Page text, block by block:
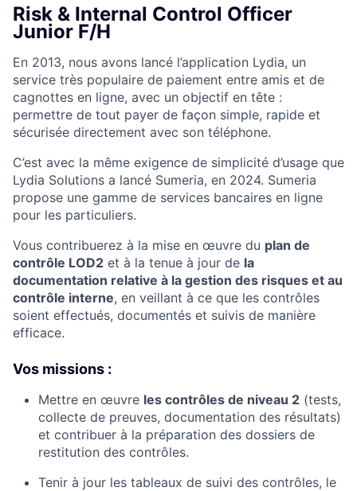
Risk & Internal Control Officer
Junior F/H
En 2013, nous avons lancé l’application Lydia, un
service très populaire de paiement entre amis et de
cagnottes en ligne, avec un objectif en tête :
permettre de tout payer de façon simple, rapide et
sécurisée directement avec son téléphone.
C’est avec la même exigence de simplicité d’usage que
Lydia Solutions a lancé Sumeria, en 2024. Sumeria
propose une gamme de services bancaires en ligne
pour les particuliers.
Vous contribuerez à la mise en œuvre du plan de
contrôle LOD2 et à la tenue à jour de la
documentation relative à la gestion des risques et au
contrôle interne, en veillant à ce que les contrôles
soient effectués, documentés et suivis de manière
efficace.
Vos missions :
Mettre en œuvre les contrôles de niveau 2 (tests,
collecte de preuves, documentation des résultats)
et contribuer à la préparation des dossiers de
restitution des contrôles.
Tenir à jour les tableaux de suivi des contrôles, le